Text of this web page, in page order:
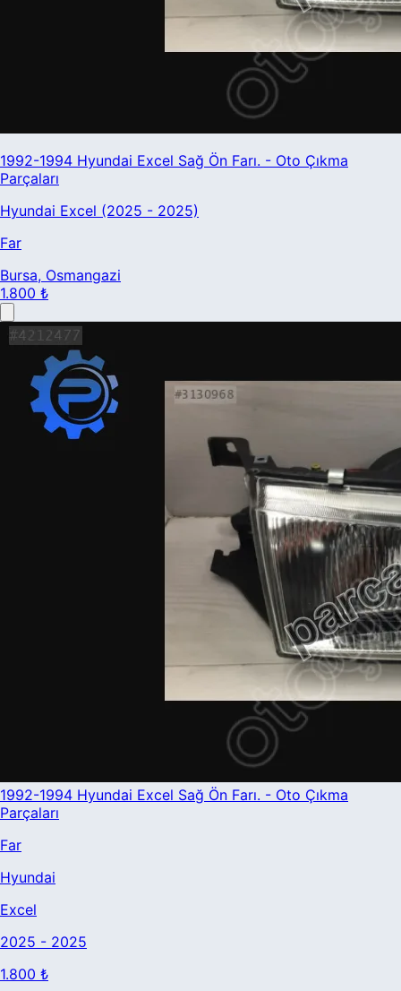
1992-1994 Hyundai Excel Sağ Ön Farı. - Oto Çıkma
Parçaları
Hyundai Excel (2025 - 2025)
Far
Bursa, Osmangazi
1.800 ₺
1992-1994 Hyundai Excel Sağ Ön Farı. - Oto Çıkma
Parçaları
Far
Hyundai
Excel
2025 - 2025
1.800 ₺